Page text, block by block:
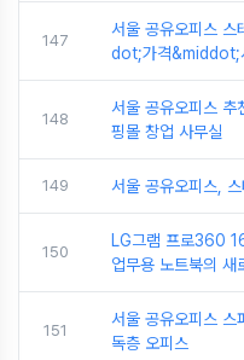
147
서울 공유오피스 스
dot;가격&middot;
148
서울 공유오피스 추
핑몰 창업 사무실
149 서울 공유오피스,
150
LG그램 프로360
업무용 노트북의 새
151
서울 공유오피스 스
독층 오피스